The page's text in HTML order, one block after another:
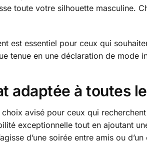
toute votre silhouette masculine.
est essentiel pour ceux qui
tenue en une déclaration de mode
adaptée à toutes
avisé pour ceux qui
exceptionnelle tout en ajoutant
d’une soirée entre amis ou